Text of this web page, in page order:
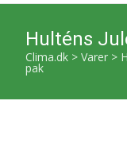
Hulténs
Clima.dk > Varer >
pak